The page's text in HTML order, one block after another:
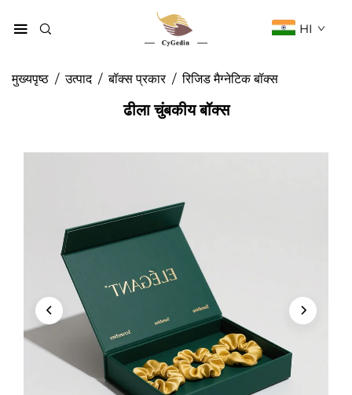
HI
मुख्यपृष्ठ / उत्पाद / बॉक्स प्रकार / रिजिड मैग्नेटिक बॉक्स
ढीला चुंबकीय बॉक्स